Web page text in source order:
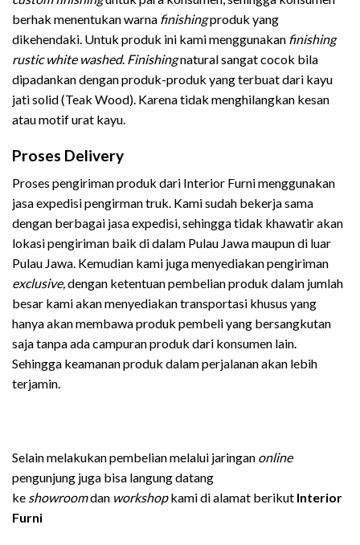
berhak menentukan warna finishingproduk yang
dikehendaki. Untuk produk ini kami menggunakan finishing
rustic white washed. Finishingnatural sangat cocok bila
dipadankan dengan produk-produk yang terbuat dari kayu
jati solid (Teak Wood). Karena tidak menghilangkan kesan
atau motif urat kayu.
Proses Delivery
Proses pengiriman produk dari Interior Furni menggunakan
jasa expedisi pengirman truk. Kami sudah bekerja sama
dengan berbagai jasa expedisi, sehingga tidak khawatir akan
lokasi pengiriman baik di dalam Pulau Jawa maupun di luar
Pulau Jawa. Kemudian kami juga menyediakan pengiriman
exclusive,dengan ketentuan pembelian produk dalam jumlah
besar kami akan menyediakan transportasi khusus yang
hanya akan membawa produk pembeli yang bersangkutan
saja tanpa ada campuran produk dari konsumen lain.
Sehingga keamanan produk dalam perjalanan akan lebih
terjamin.
Selain melakukan pembelian melalui jaringan online
pengunjung juga bisa langung datang
ke showroomdan workshopkami di alamat berikut Interior
Furni